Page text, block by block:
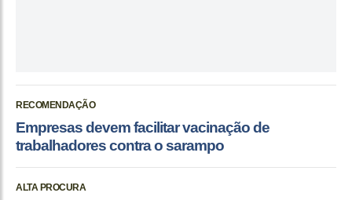
RECOMENDAÇÃO
Empresas devem facilitar vacinação de
trabalhadores contra o sarampo
ALTA PROCURA